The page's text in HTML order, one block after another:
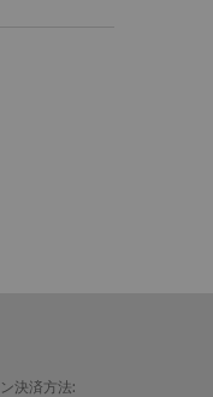
決済方法: